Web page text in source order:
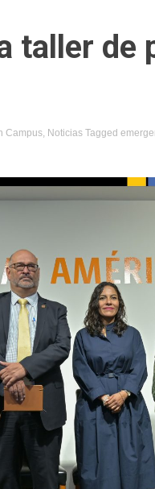
taller de
Campus, Noticias Tagged